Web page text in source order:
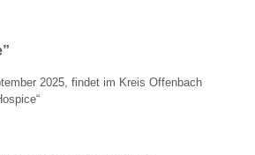
2025, findet im Kreis Offenbach